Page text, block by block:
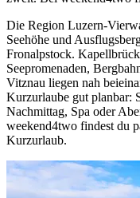
Die Region Luzern-
Seehöhe und
Fronalpstock.
Seepromenaden,
Vitznau liegen nah
Kurzurlaube gut planbar:
Nachmittag, Spa oder
weekend4two findest du
Kurzurlaub.